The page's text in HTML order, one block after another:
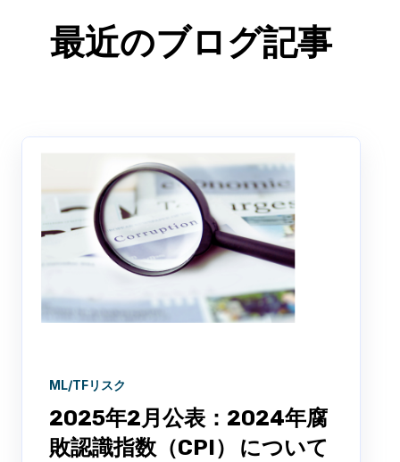
最近のブログ記事
ML/TFリスク
2025年2月公表：2024年腐
敗認識指数（CPI） について